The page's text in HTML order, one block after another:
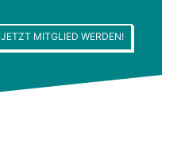
JETZT MITGLIED WERDEN!